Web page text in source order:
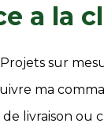
a la
Projets sur
ma
de livraison ou